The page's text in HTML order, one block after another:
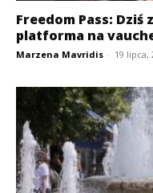
Freedom Pass:
platforma na
Marzena Mavridis - 19 lipca,